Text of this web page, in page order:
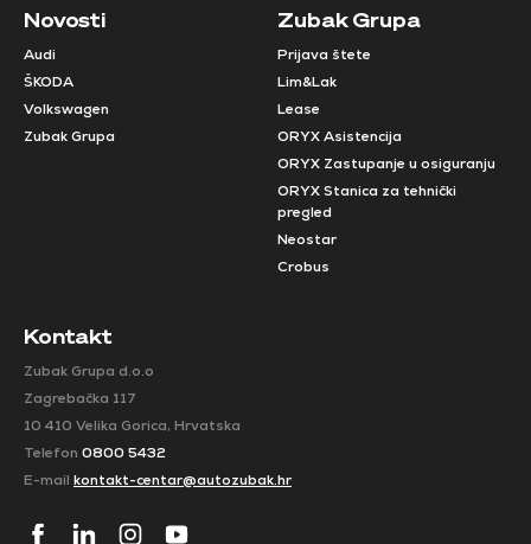
Novosti
Audi
ŠKODA
Volkswagen
Zubak Grupa
Zubak Grupa
Prijava štete
Lim&Lak
Lease
ORYX Asistencija
ORYX Zastupanje u osiguranju
ORYX Stanica za tehnički
pregled
Neostar
Crobus
Kontakt
Zubak Grupa d.o.o
Zagrebačka 117
10 410 Velika Gorica, Hrvatska
Telefon 0800 5432
E-mail kontakt-centar@autozubak.hr